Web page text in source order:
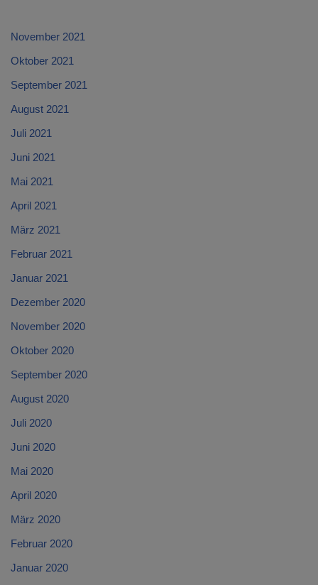
November 2021
Oktober 2021
September 2021
August 2021
Juli 2021
Juni 2021
Mai 2021
April 2021
März 2021
Februar 2021
Januar 2021
Dezember 2020
November 2020
Oktober 2020
September 2020
August 2020
Juli 2020
Juni 2020
Mai 2020
April 2020
März 2020
Februar 2020
Januar 2020